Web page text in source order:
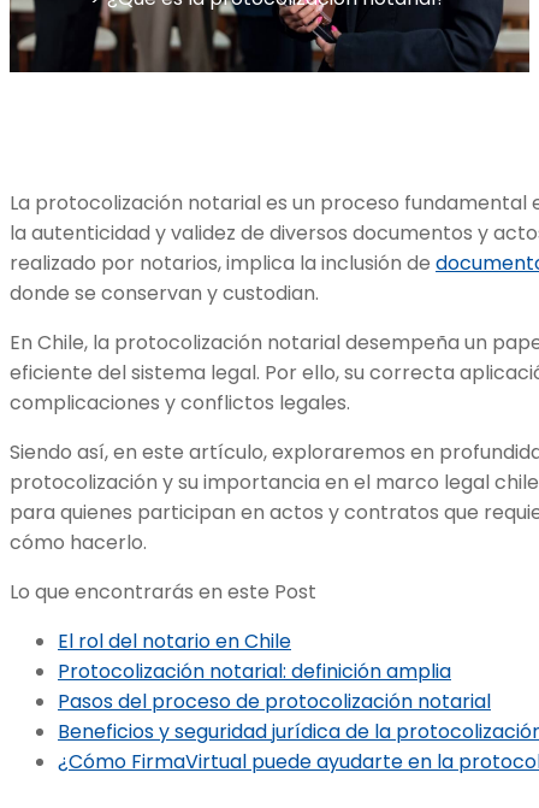
La protocolización notarial es un proceso fundamental
la autenticidad y validez de diversos documentos y
realizado por notarios, implica la inclusión de
donde se conservan y custodian.
En Chile, la protocolización notarial desempeña un
eficiente del sistema legal. Por ello, su correcta
complicaciones y conflictos legales.
Siendo así, en este artículo, exploraremos en
protocolización y su importancia en el marco legal
para quienes participan en actos y contratos que
cómo hacerlo.
Lo que encontrarás en este Post
El rol del notario en Chile
Protocolización notarial: definición amplia
Pasos del proceso de protocolización notarial
Beneficios y seguridad jurídica de la
¿Cómo FirmaVirtual puede ayudarte en la